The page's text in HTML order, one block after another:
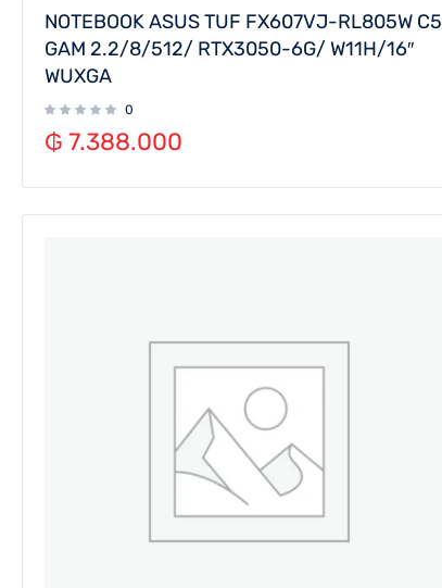
NOTEBOOK ASUS TUF FX607VJ-RL805W C5
GAM 2.2/8/512/ RTX3050-6G/ W11H/16″
WUXGA
0
₲ 7.388.000